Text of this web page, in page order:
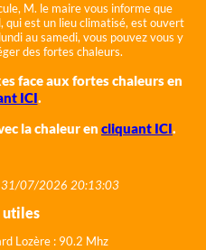
M. le maire vous informe que
qui est un lieu climatisé, est ouvert
au samedi, vous pouvez vous y
des fortes chaleurs.
face aux fortes chaleurs en
ICI.
la chaleur en cliquant ICI.
31/07/2026 20:13:03
utiles
Lozère : 90.2 Mhz